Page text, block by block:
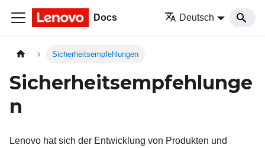
Docs Deutsch
Sicherheitsempfehlungen
Sicherheitsempfehlunge
n
Lenovo hat sich der Entwicklung von Produkten und